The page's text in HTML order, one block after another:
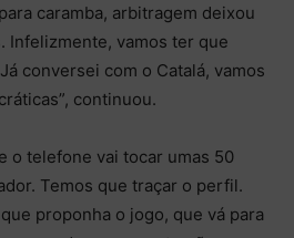
caramba, arbitragem deixou
Infelizmente, vamos ter que
conversei com o Catalá, vamos
continuou.
o telefone vai tocar umas 50
Temos que traçar o perfil.
proponha o jogo, que vá para